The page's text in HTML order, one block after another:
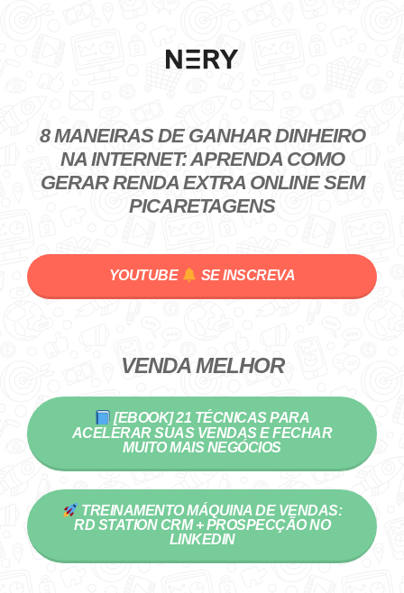
8 MANEIRAS DE GANHAR DINHEIRO
NA INTERNET: APRENDA COMO
GERAR RENDA EXTRA ONLINE SEM
PICARETAGENS
YOUTUBE SE INSCREVA
VENDA MELHOR
[EBOOK] 21 TÉCNICAS PARA
ACELERAR SUAS VENDAS E FECHAR
MUITO MAIS NEGÓCIOS
TREINAMENTO MÁQUINA DE VENDAS:
RD STATION CRM + PROSPECÇÃO NO
LINKEDIN